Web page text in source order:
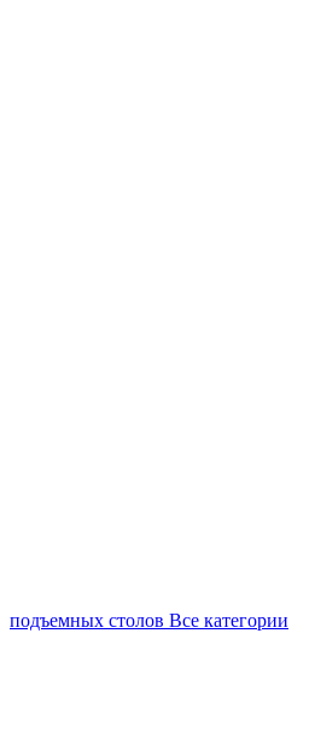
подъемных столов Все категории